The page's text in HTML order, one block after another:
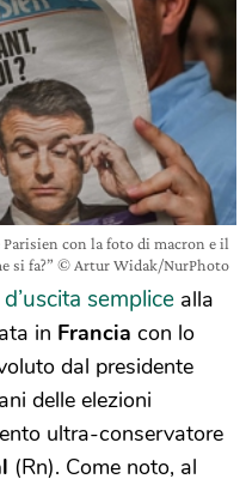
con la foto di macron e il
si fa?” © Artur Widak/NurPhoto
semplice alla
in Francia con lo
dal presidente
delle elezioni
ultra-conservatore
(Rn). Come noto, al